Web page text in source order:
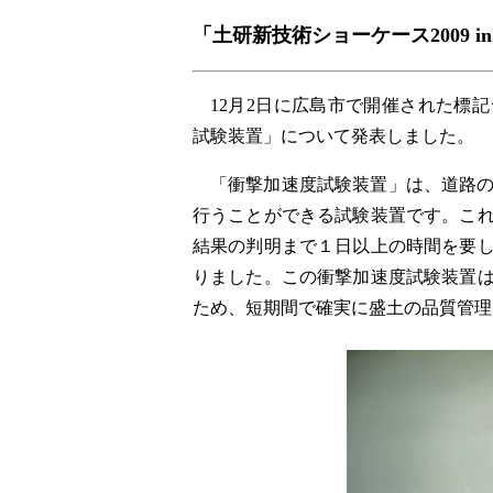
「土研新技術ショーケース2009
12月2日に広島市で開催された標
試験装置」について発表しました。
「衝撃加速度試験装置」は、道路
行うことができる試験装置です。こ
結果の判明まで１日以上の時間を要
りました。この衝撃加速度試験装置
ため、短期間で確実に盛土の品質管